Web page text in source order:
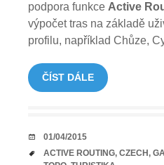
podpora funkce Active
výpočet tras na základě
profilu, například Chůze,
ČÍST DÁLE
DATUM
01/04/2015
TAGY
ACTIVE ROUTING, CZECH ,